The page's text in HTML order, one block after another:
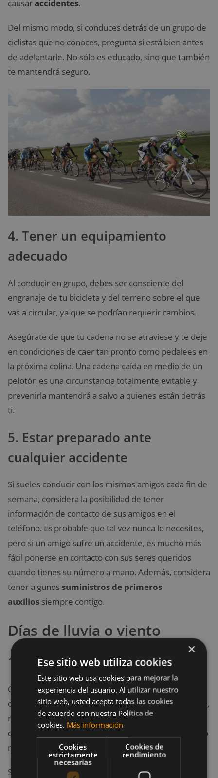
causar accidentes.
Del mismo modo, si conduces detrás de un grupo de
ciclistas que no conoces, pregunta si está bien antes
de adelantarle. No sólo es educado, sino que también
te mantendrá seguro.
4. Tener un equipamiento
adecuado
Al conducir en grupo, debes ser consciente del
engranaje de tu bicicleta y del terreno sobre el que
vas a circular, ya que se podrían requerir cambios.
Asegúrate de que tu cadena no se atraviese y te deje
en condiciones de caer tan pronto como pedalees en
la próxima colina. Una cadena caída en medio de un
pelotón es una circunstancia totalmente evitable y
prevenirla mantendrá a salvo a quienes están detrás
ti.
5. Estar preparado ante
cualquier accidente
Si sueles conducir con los mismos amigos cada fin de
semana, considera la posibilidad de tener
información de contacto de sus amigos en el
teléfono. Es probable que tal vez nunca lo necesites,
pero si un amigo sufre un accidente, es mucho más
fácil ponerse en contacto con sus seres queridos
cuando tienes su número a mano. Además, considera
tener algunos suministros de primeros
auxilios siempre contigo.
Días de lluvia o viento
1. En caso de lluvia
Cuando te estás preparando para un paseo en
circunstancias climatológicas adversas como la
,
no debes inflar los neumáticos con tanta presión
como es habitual. Esto dará a los neumáticos un poco
más de superficie en las carreteras resbaladizas.
Si circulas con la bicicleta en la lluvia, recuerda que
×
Ese sitio web utiliza cookies
Este sitio web usa cookies para mejorar la
experiencia del usuario. Al utilizar nuestro
sitio web, usted acepta todas las cookies
de acuerdo con nuestra Política de
cookies. Más información
Cookies
estrictamente
necesarias
Cookies de
rendimiento